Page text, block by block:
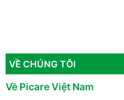
VỀ CHÚNG TÔI
Về Picare Việt Nam